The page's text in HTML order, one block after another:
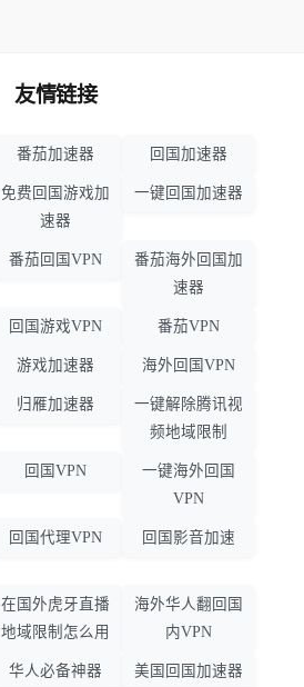
友情链接
番茄加速器 回国加速器
免费回国游戏加
速器
一键回国加速器
番茄回国VPN
番茄海外回国加
速器
回国游戏VPN 番茄VPN
游戏加速器 海外回国VPN
归雁加速器
一键解除腾讯视
频地域限制
回国VPN
一键海外回国
VPN
回国代理VPN 回国影音加速
在国外虎牙直播
地域限制怎么用
海外华人翻回国
内VPN
华人必备神器 美国回国加速器